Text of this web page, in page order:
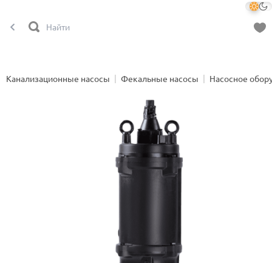
Канализационные насосы Фекальные насосы Насосное